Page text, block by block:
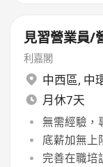
見習營業員/
利嘉閣
中西區, 中
月休7天
無需經驗，
底薪加無上
完善在職培